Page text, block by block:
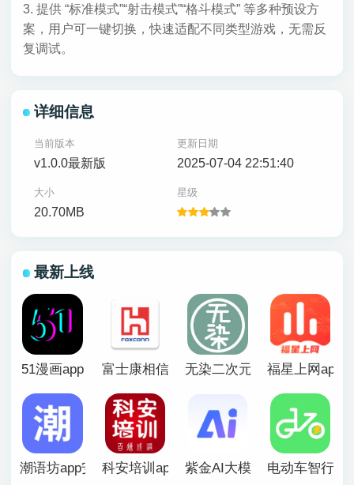
3. 提供 “标准模式”“射击模式”“格斗模式” 等多种预设方
案，用户可一键切换，快速适配不同类型游戏，无需反
复调试。
详细信息
当前版本
v1.0.0最新版
更新日期
2025-07-04 22:51:40
大小
20.70MB
星级
最新上线
51漫画app 富士康相信app官方版无染二次元漫画app福星上网app
潮语坊app安卓官方版
科安培训app 紫金AI大模型app电动车智行